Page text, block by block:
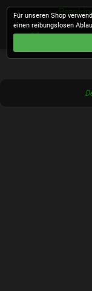
Für unseren Shop
einen reibungslosen